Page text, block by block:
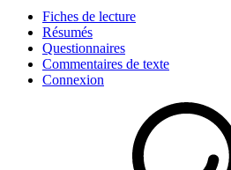
Fiches de lecture
Résumés
Questionnaires
Commentaires de texte
Connexion